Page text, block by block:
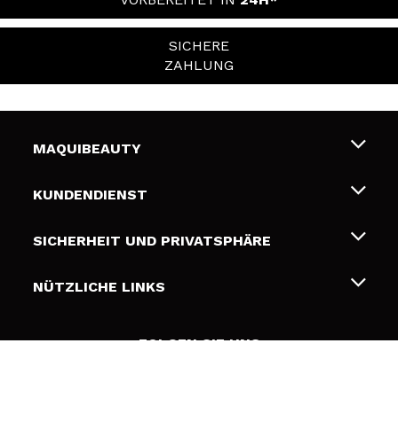
SICHERE
ZAHLUNG
MAQUIBEAUTY
Über uns
Geschenkkarten
KUNDENDIENST
Liefer- und Versandkosten
Zahlung
SICHERHEIT UND PRIVATSPHÄRE
Bedingungen und Datenschutz
NÜTZLICHE LINKS
FOLGEN SIE UNS